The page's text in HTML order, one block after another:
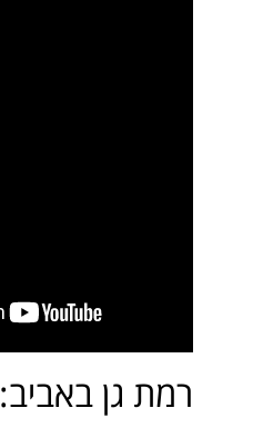
רמת גן באביב: